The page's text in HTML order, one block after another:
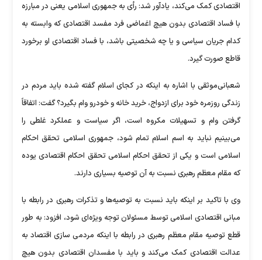
اقتصادی کمک می‌کند، یادآور شد: رأی به جمهوری اسلامی یعنی در مبارزه
با فساد اقتصادی بدون هیچ اغماضی فرد مفسد اقتصادی که وابسته به
کدام جریان سیاسی و یا چه شخصیتی باشد، با فساد اقتصادی او برخورد
قاطع صورت گیرد.
شعبانی‌موثقی با اشاره به اینکه در کجای اسلام گفته شده باید مردم در
زندگی روزمره خود برای ازدواج، خرید خانه و خودرو وام بگیرد؟ گفت: اتفاقاً
گرفتن وام و تسهیلات مکروه است، اگر سیاست و عملکرد غلطی را
می‌بینیم نباید به اسم اسلام تمام شود، جمهوری اسلامی تحقق احکام
اسلامی است و یکی از تحقق احکام اسلامی تحقق احکام اقتصادی یوده
که مقام معظم رهبری نسبت به آن توصیه بسیاری دارند.
وی با تاکید بر اینکه باید نسبت به توصیه‌ها و تذکرات رهبری در رابطه با
مبانی اقتصادی اسلامی توسط مسئولان توجه ویژه‌ای شود، افزود: به طور
قطع توصیه مقام معظم رهبری در رابطه با اینکه مردمی سازی اقتصاد به
عدالت اقتصادی کمک می‌کند و باید با مفسدان اقتصادی بدون هیچ